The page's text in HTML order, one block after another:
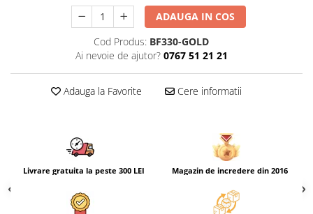
ADAUGA IN COS
Cod Produs: BF330-GOLD
Ai nevoie de ajutor? 0767 51 21 21
Adauga la Favorite Cere informatii
Livrare gratuita la peste 300 LEI Magazin de incredere din 2016